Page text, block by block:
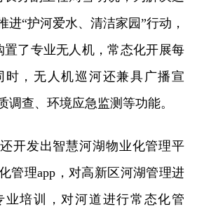
进“护河爱水、清洁家园”行动，
置了专业无人机，常态化开展每
时，无人机巡河还兼具广播宣
调查、环境应急监测等功能。
开发出智慧河湖物业化管理平
管理app，对高新区河湖管理进
业培训，对河道进行常态化管